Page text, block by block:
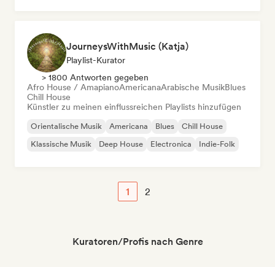
JourneysWithMusic (Katja)
Playlist-Kurator
> 1800 Antworten gegeben
Afro House / AmapianoAmericanaArabische MusikBlues
Chill House
Künstler zu meinen einflussreichen Playlists hinzufügen
Orientalische Musik Americana Blues
Chill House
Klassische Musik
Deep House Electronica Indie-Folk
1 2
Kuratoren/Profis nach Genre